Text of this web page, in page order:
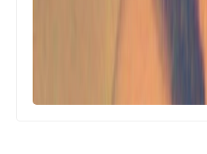
يحث الصليب الأحمر
المنازل والبنى
الحلوة